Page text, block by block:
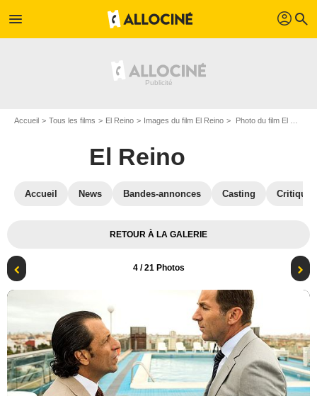
menu profil search
Accueil Tous les films El Reino Images du film El Reino Photo du film El Reino - Photo 4
El Reino
Accueil News Bandes-annonces Casting
RETOUR À LA GALERIE
4/ 21 Photos